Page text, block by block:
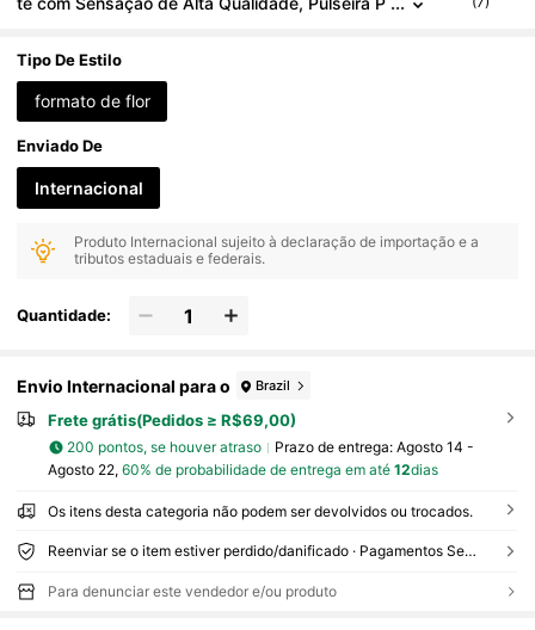
Tipo De Estilo
formato de flor
Enviado De
Internacional
Produto Internacional sujeito à declaração de importação e a
tributos estaduais e federais.
Quantidade:
Envio Internacional para o Brazil
Frete grátis(Pedidos ≥ R$69,00)
200 pontos, se houver atraso Prazo de entrega: Agosto 14 -
Agosto 22, 60% de probabilidade de entrega em até 12dias
Os itens desta categoria não podem ser devolvidos ou trocados.
Reenviar se o item estiver perdido/danificado · Pagamentos Seguros · Proteção de privacidade
Para denunciar este vendedor e/ou produto